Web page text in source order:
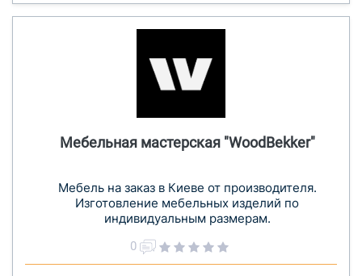
Мебельная мастерская "WoodBekker"
Мебель на заказ в Киеве от производителя.
Изготовление мебельных изделий по
индивидуальным размерам.
0